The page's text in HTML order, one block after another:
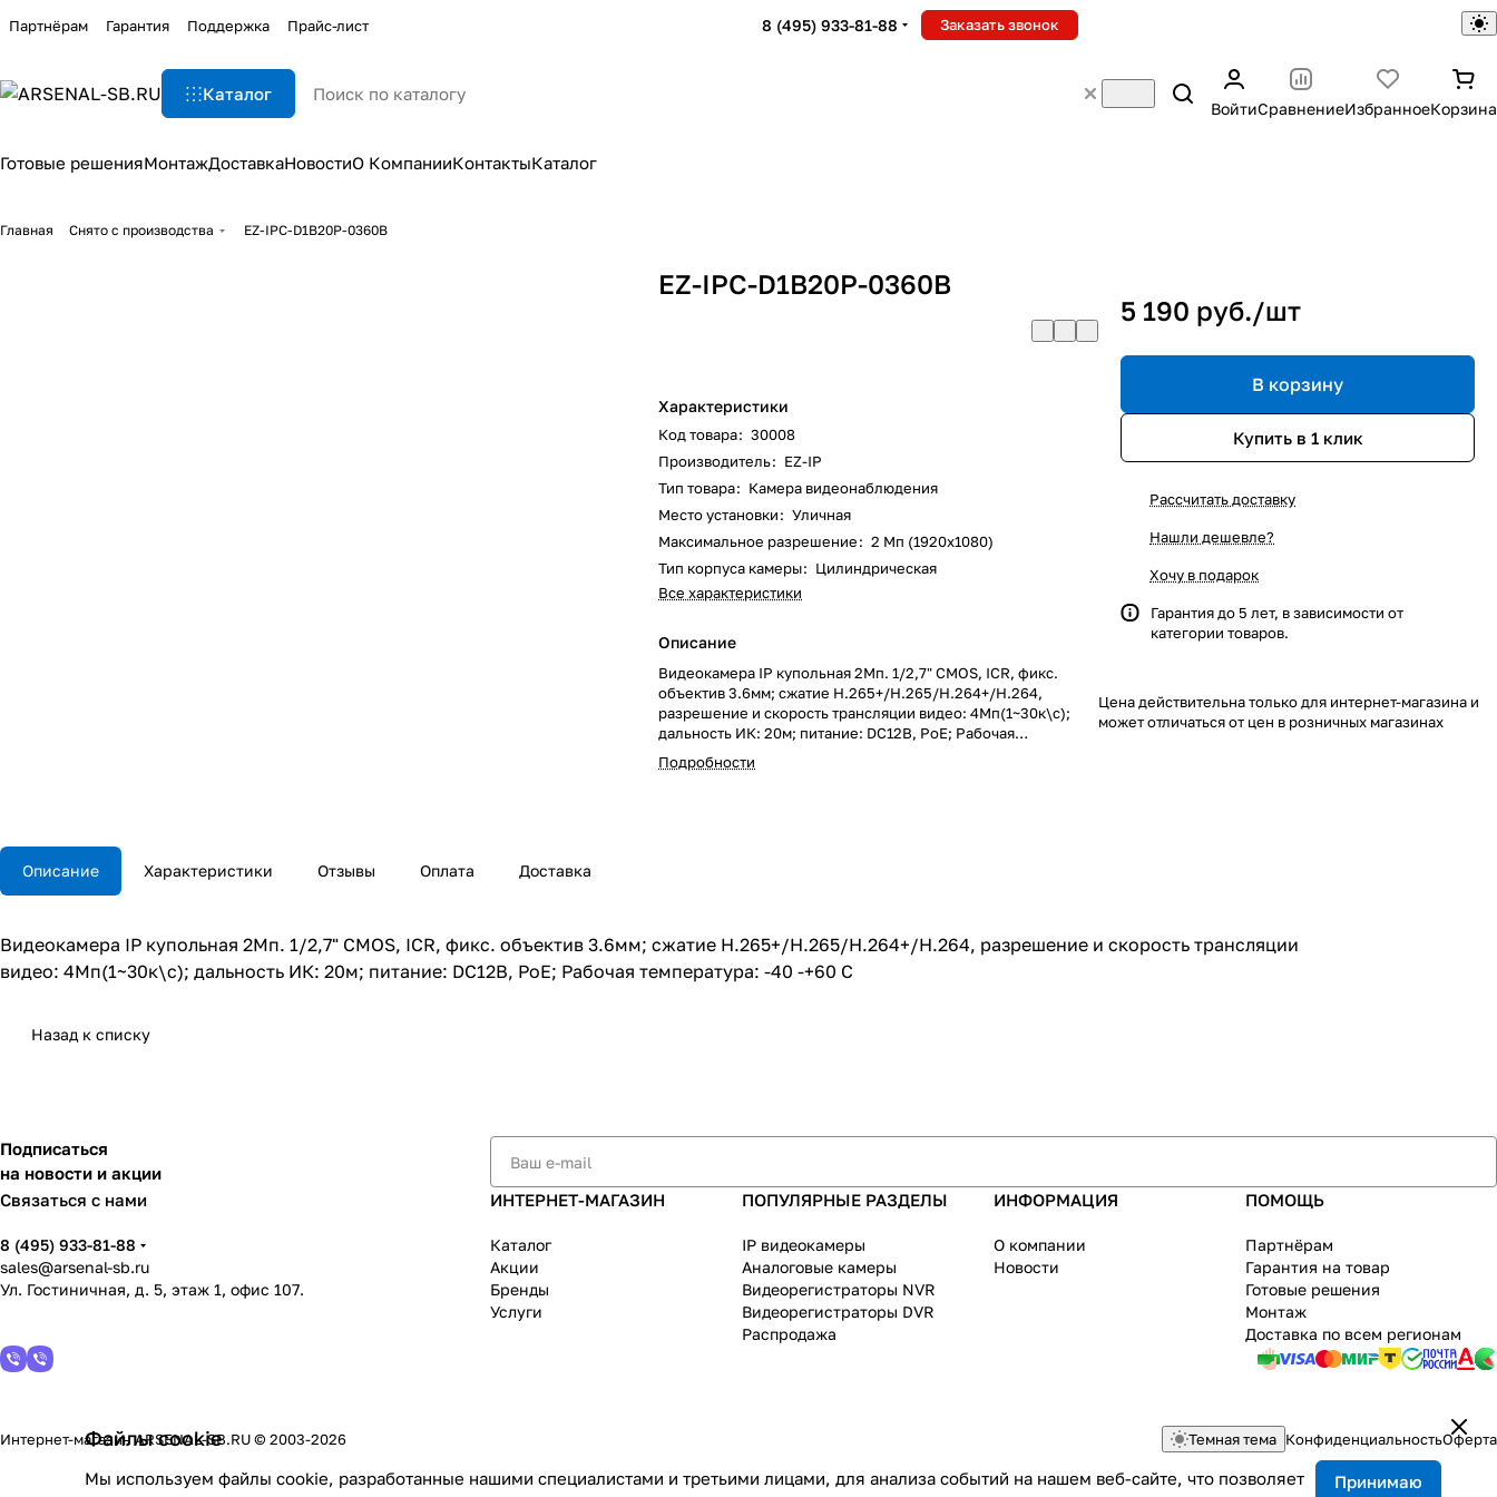
Партнёрам Гарантия Поддержка Прайс-лист 8 (495) 933-81-88 Заказать звонок
Каталог
ВойтиСравнениеИзбранноеКорзина
Готовые решенияМонтажДоставкаНовостиО КомпанииКонтактыКаталог
Главная Снято с производства EZ-IPC-D1B20P-0360B
EZ-IPC-D1B20P-0360B
Характеристики
Код товара: 30008
Производитель: EZ-IP
Тип товара: Камера видеонаблюдения
Место установки: Уличная
Максимальное разрешение: 2 Мп (1920x1080)
Тип корпуса камеры: Цилиндрическая
Все характеристики
Описание
Видеокамера IP купольная 2Мп. 1/2,7" CMOS, ICR, фикс.
объектив 3.6мм; сжатие H.265+/H.265/H.264+/H.264,
разрешение и скорость трансляции видео: 4Мп(1~30к\с);
дальность ИК: 20м; питание: DC12В, PoE; Рабочая
температура: -40 -+60 С
Подробности
5 190 руб./шт
В корзину
Купить в 1 клик
Рассчитать доставку
Нашли дешевле?
Хочу в подарок
Гарантия до 5 лет, в зависимости от
категории товаров.
Цена действительна только для интернет-магазина и
может отличаться от цен в розничных магазинах
Описание Характеристики Отзывы Оплата Доставка
Видеокамера IP купольная 2Мп. 1/2,7" CMOS, ICR, фикс. объектив 3.6мм; сжатие H.265+/H.265/H.264+/H.264, разрешение и скорость трансляции
видео: 4Мп(1~30к\с); дальность ИК: 20м; питание: DC12В, PoE; Рабочая температура: -40 -+60 С
Назад к списку
Подписаться
на новости и акции
Связаться с нами
8 (495) 933-81-88
sales@arsenal-sb.ru
Ул. Гостиничная, д. 5, этаж 1, офис 107.
ИНТЕРНЕТ-МАГАЗИН
Каталог
Акции
Бренды
Услуги
ПОПУЛЯРНЫЕ РАЗДЕЛЫ
IP видеокамеры
Аналоговые камеры
Видеорегистраторы NVR
Видеорегистраторы DVR
Распродажа
ИНФОРМАЦИЯ
О компании
Новости
ПОМОЩЬ
Партнёрам
Гарантия на товар
Готовые решения
Монтаж
Доставка по всем регионам
Интернет-магазин ARSENAL-SB.RU © 2003-2026 Темная тема КонфиденциальностьОферта
Файлы cookie
Мы используем файлы cookie, разработанные нашими специалистами и третьими лицами, для анализа событий на нашем веб-сайте, что позволяет
Принимаю